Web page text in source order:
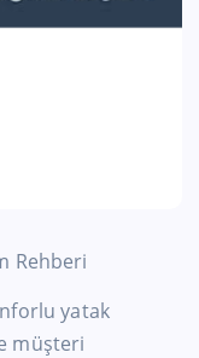
Rehberi
yatak
müşteri